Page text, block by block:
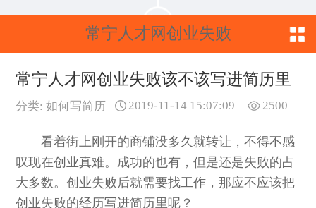
常宁人才网创业失败
该不该写进简历里
常宁人才网创业失败该不该写进简历里
分类: 如何写简历 2500
2019-11-14 15:07:09
看着街上刚开的商铺没多久就转让，不得不感
叹现在创业真难。成功的也有，但是还是失败的占
大多数。创业失败后就需要找工作，那应不应该把
创业失败的经历写进简历里呢？